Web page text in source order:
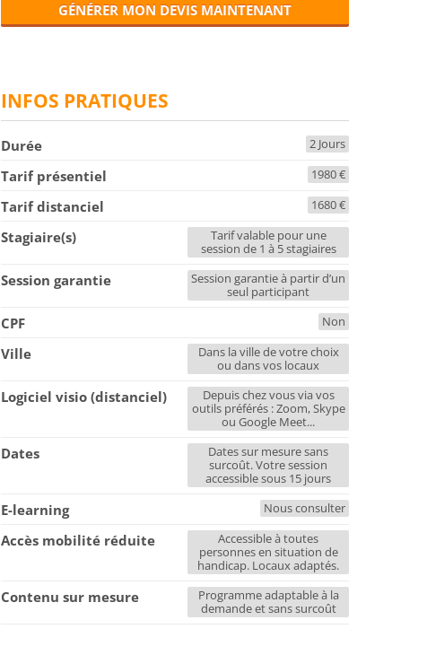
GÉNÉRER MON DEVIS MAINTENANT
INFOS PRATIQUES
Durée 2 Jours
Tarif présentiel 1980 €
Tarif distanciel 1680 €
Stagiaire(s)
Tarif valable pour une
session de 1 à 5 stagiaires
Session garantie
Session garantie à partir d’un
seul participant
CPF Non
Ville
Dans la ville de votre choix
ou dans vos locaux
Logiciel visio (distanciel)
Depuis chez vous via vos
outils préférés : Zoom, Skype
ou Google Meet...
Dates
Dates sur mesure sans
surcoût. Votre session
accessible sous 15 jours
E-learning Nous consulter
Accès mobilité réduite
Accessible à toutes
personnes en situation de
handicap. Locaux adaptés.
Contenu sur mesure
Programme adaptable à la
demande et sans surcoût